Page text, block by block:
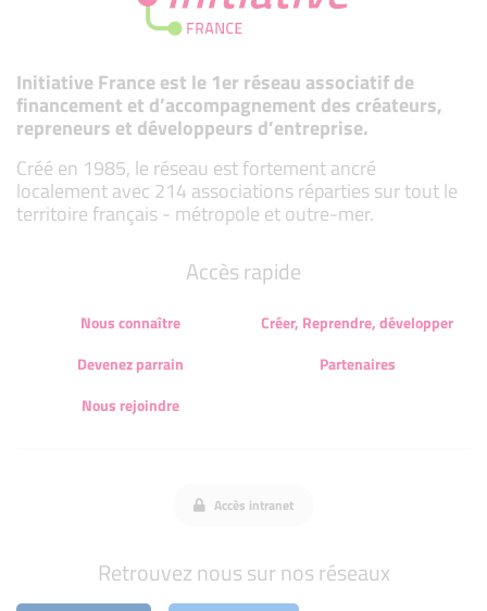
Initiative France est le 1er réseau associatif de
financement et d’accompagnement des créateurs,
repreneurs et développeurs d’entreprise.
Créé en 1985, le réseau est fortement ancré
localement avec 214 associations réparties sur tout le
territoire français - métropole et outre-mer.
Accès rapide
Nous connaître
Créer, Reprendre, développer
Devenez parrain
Partenaires
Nous rejoindre
Accès intranet
Retrouvez nous sur nos réseaux